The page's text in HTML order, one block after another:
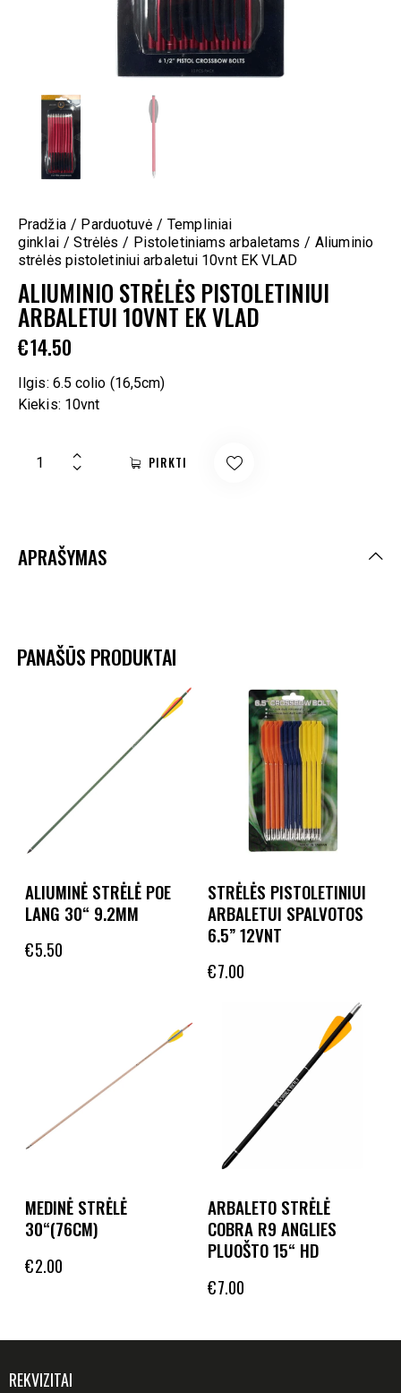
Pradžia Parduotuvė
Templiniai
ginklai
Strėlės Pistoletiniams arbaletams
Aliuminio
strėlės pistoletiniui arbaletui 10vnt EK VLAD
ALIUMINIO STRĖLĖS PISTOLETINIUI
ARBALETUI 10VNT EK VLAD
€14.50
Ilgis: 6.5 colio (16,5cm)
Kiekis: 10vnt
PIRKTI
APRAŠYMAS
PANAŠŪS PRODUKTAI
ALIUMINĖ STRĖLĖ POE
LANG 30“ 9.2MM
€5.50
STRĖLĖS PISTOLETINIUI
ARBALETUI SPALVOTOS
6.5” 12VNT
€7.00
MEDINĖ STRĖLĖ
30“(76CM)
€2.00
ARBALETO STRĖLĖ
COBRA R9 ANGLIES
PLUOŠTO 15“ HD
€7.00
REKVIZITAI